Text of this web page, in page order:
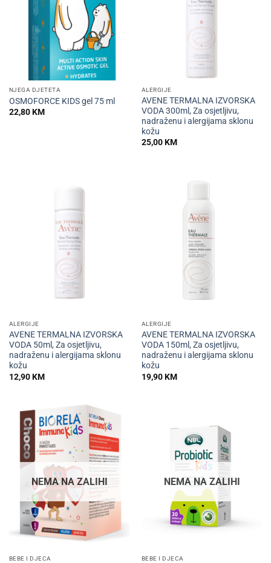
NJEGA DJETETA
OSMOFORCE KIDS gel 75 ml
22,80KM
ALERGIJE
AVENE TERMALNA IZVORSKA
VODA 300ml, Za osjetljivu,
nadraženu i alergijama sklonu
kožu
25,00KM
ALERGIJE
AVENE TERMALNA IZVORSKA
VODA 50ml, Za osjetljivu,
nadraženu i alergijama sklonu
kožu
12,90KM
ALERGIJE
AVENE TERMALNA IZVORSKA
VODA 150ml, Za osjetljivu,
nadraženu i alergijama sklonu
kožu
19,90KM
NEMA NA ZALIHI
BEBE I DJECA
NEMA NA ZALIHI
BEBE I DJECA